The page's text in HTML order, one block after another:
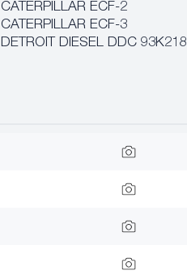
CATERPILLAR ECF-2
CATERPILLAR ECF-3
DETROIT DIESEL DDC 93K218